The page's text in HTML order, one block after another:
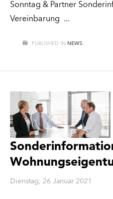
Sonntag & Partner
Vereinbarung
PUBLISHED IN NEWS.
Dienstag, 26 Januar 2021